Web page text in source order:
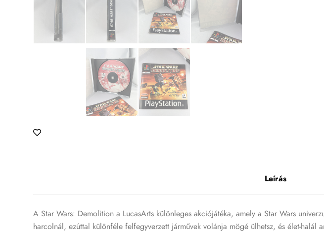
Leírás
A Star Wars: Demolition a LucasArts különleges akciójátéka, amely a Star Wars
harcolnál, ezúttal különféle felfegyverzett járművek volánja mögé ülhetsz, és élet-halál